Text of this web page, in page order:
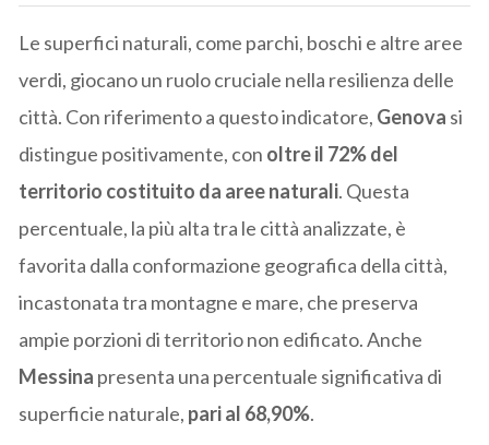
Le superfici naturali, come parchi, boschi e altre aree
verdi, giocano un ruolo cruciale nella resilienza delle
città. Con riferimento a questo indicatore, Genova si
distingue positivamente, con oltre il 72% del
territorio costituito da aree naturali. Questa
percentuale, la più alta tra le città analizzate, è
favorita dalla conformazione geografica della città,
incastonata tra montagne e mare, che preserva
ampie porzioni di territorio non edificato. Anche
Messina presenta una percentuale significativa di
superficie naturale, pari al 68,90%.